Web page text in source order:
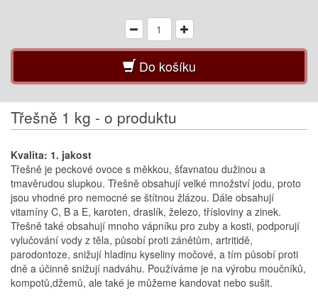
Do košíku
Třešně 1 kg - o produktu
Kvalita: 1. jakost
Třešně je peckové ovoce s měkkou, šťavnatou dužinou a
tmavěrudou slupkou. Třešně obsahují velké množství jodu, proto
jsou vhodné pro nemocné se štítnou žlázou. Dále obsahují
vitamíny C, B a E, karoten, draslík, železo, třísloviny a zinek.
Třešně také obsahují mnoho vápníku pro zuby a kosti, podporují
vylučování vody z těla, působí proti zánětům, artritidě,
parodontoze, snižují hladinu kyseliny močové, a tím působí proti
dně a účinně snižují nadváhu. Používáme je na výrobu moučníků,
kompotů,džemů, ale také je můžeme kandovat nebo sušit.